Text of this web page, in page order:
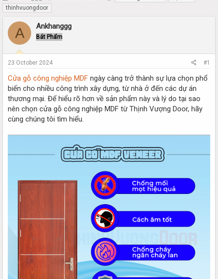
h
r
e
d
a
r
e
r
r
t
d
thinhvuongdoor
A Ankhanggg
Bát Phẩm
23 October 2024 #1
Cửa gỗ công nghiệp MDF ngày càng trở thành sự lựa chọn phổ
biến cho nhiều công trình xây dựng, từ nhà ở đến các dự án
thương mại. Để hiểu rõ hơn về sản phẩm này và lý do tại sao
nên chọn cửa gỗ công nghiệp MDF từ Thịnh Vượng Door, hãy
cùng chúng tôi tìm hiểu.